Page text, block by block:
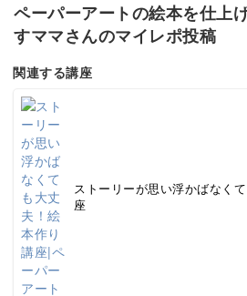
ペーパーアートの絵本を仕上
すママさんのマイレポ投稿
関連する講座
ストーリーが思い浮かばなく
座